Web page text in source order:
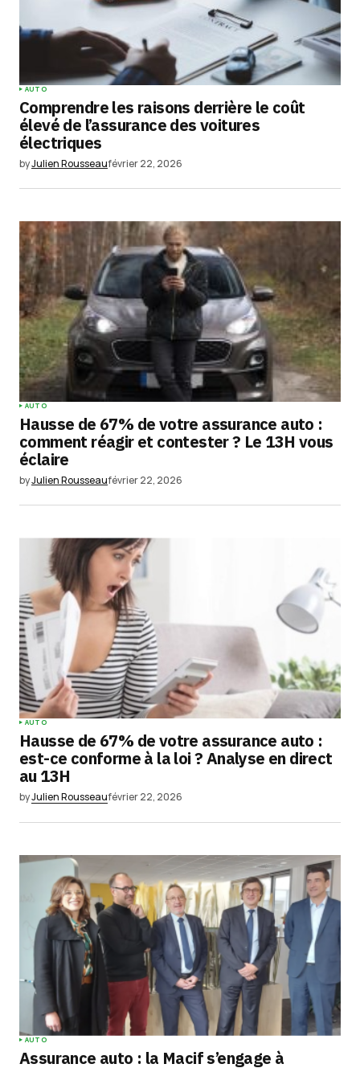
Your Name*
Your E-mail*
Enregistrer mon nom, mon e-mail et mon
site dans le navigateur pour mon prochain
Submit Comment
AUTO
Comprendre les raisons derrière le coût
élevé de l’assurance des voitures
électriques
byJulien Rousseaufévrier 22, 2026
AUTO
Hausse de 67% de votre assurance auto :
comment réagir et contester ? Le 13H vous
éclaire
byJulien Rousseaufévrier 22, 2026
AUTO
Hausse de 67% de votre assurance auto :
est-ce conforme à la loi ? Analyse en direct
au 13H
byJulien Rousseaufévrier 22, 2026
AUTO
Assurance auto : la Macif s’engage à